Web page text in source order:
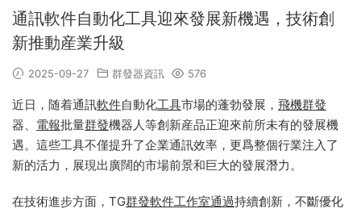
通訊軟件自動化工具迎來發展新機遇，技術創
新推動産業升級
2025-09-27 群發器資訊 576
近日，随着通訊軟件自動化工具市場的蓬勃發展， 飛機群發
器、 電報批量群發機器人等創新産品正迎來前所未有的發展機
遇。這些工具不僅提升了企業通訊效率，更爲整個行業注入了
新的活力，展現出廣闊的市場前景和巨大的發展潛力。
在技術進步方面，TG群發軟件工作室通過持續創新，不斷優化